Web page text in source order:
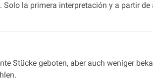
la primera interpretación y a partir
Stücke geboten, aber auch weniger